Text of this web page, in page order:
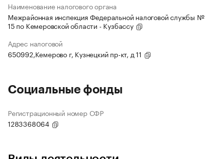
Наименование налогового органа
Межрайонная инспекция Федеральной налоговой службы №
15 по Кемеровской области - Кузбассу
Адрес налоговой
650992,Кемерово г, Кузнецкий пр-кт, д 11
Социальные фонды
Регистрационный номер СФР
1283368064